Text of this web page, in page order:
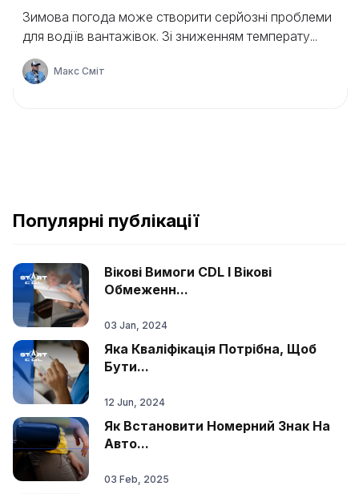
Зимова погода може створити серйозні проблеми
для водіїв вантажівок. Зі зниженням температу...
Макс Сміт
Популярні публікації
Вікові Вимоги CDL І Вікові
Обмеженн...
03 Jan, 2024
Яка Кваліфікація Потрібна, Щоб
Бути...
12 Jun, 2024
Як Встановити Номерний Знак На
Авто...
03 Feb, 2025